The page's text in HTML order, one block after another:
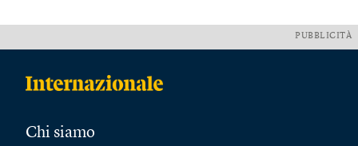
PUBBLICITÀ
Chi siamo